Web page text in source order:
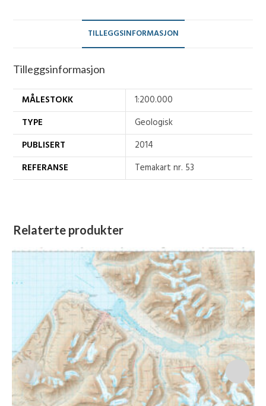
TILLEGGSINFORMASJON
Tilleggsinformasjon
MÅLESTOKK
1:200.000
TYPE
Geologisk
PUBLISERT
2014
REFERANSE
Temakart nr. 53
Relaterte produkter